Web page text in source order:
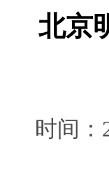
北京
时间